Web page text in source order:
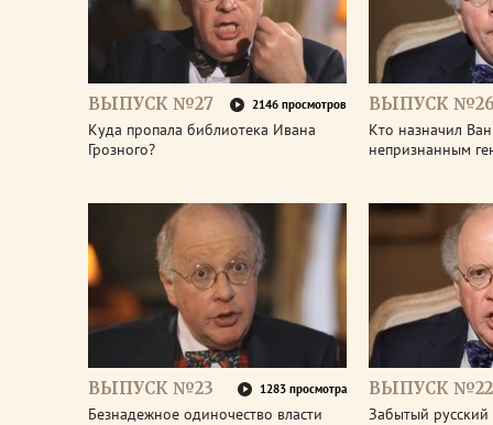
ВЫПУСК №27 2146 просмотров
Куда пропала библиотека Ивана
Грозного?
ВЫПУСК
Кто назначил Ван
непризнанным
ВЫПУСК №23 1283 просмотра
Безнадежное одиночество власти
ВЫПУСК №22
Забытый русский